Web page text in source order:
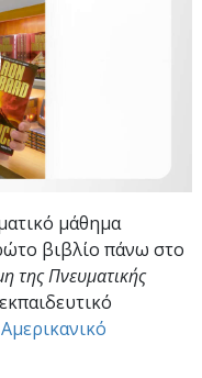
μάθημα
βιβλίο πάνω στο
της Πνευματικής
εκπαιδευτικό
Αμερικανικό